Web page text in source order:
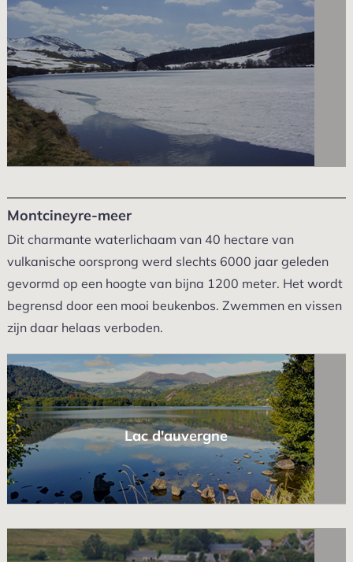
Montcineyre-meer
Dit charmante waterlichaam van 40 hectare van
vulkanische oorsprong werd slechts 6000 jaar geleden
gevormd op een hoogte van bijna 1200 meter. Het wordt
begrensd door een mooi beukenbos. Zwemmen en vissen
zijn daar helaas verboden.
Lac d'auvergne